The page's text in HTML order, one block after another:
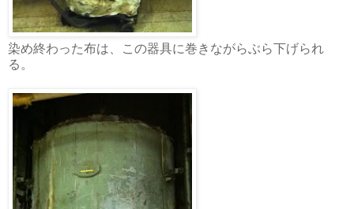
染め終わった布は、この器具に巻きながらぶら下げられ
る。